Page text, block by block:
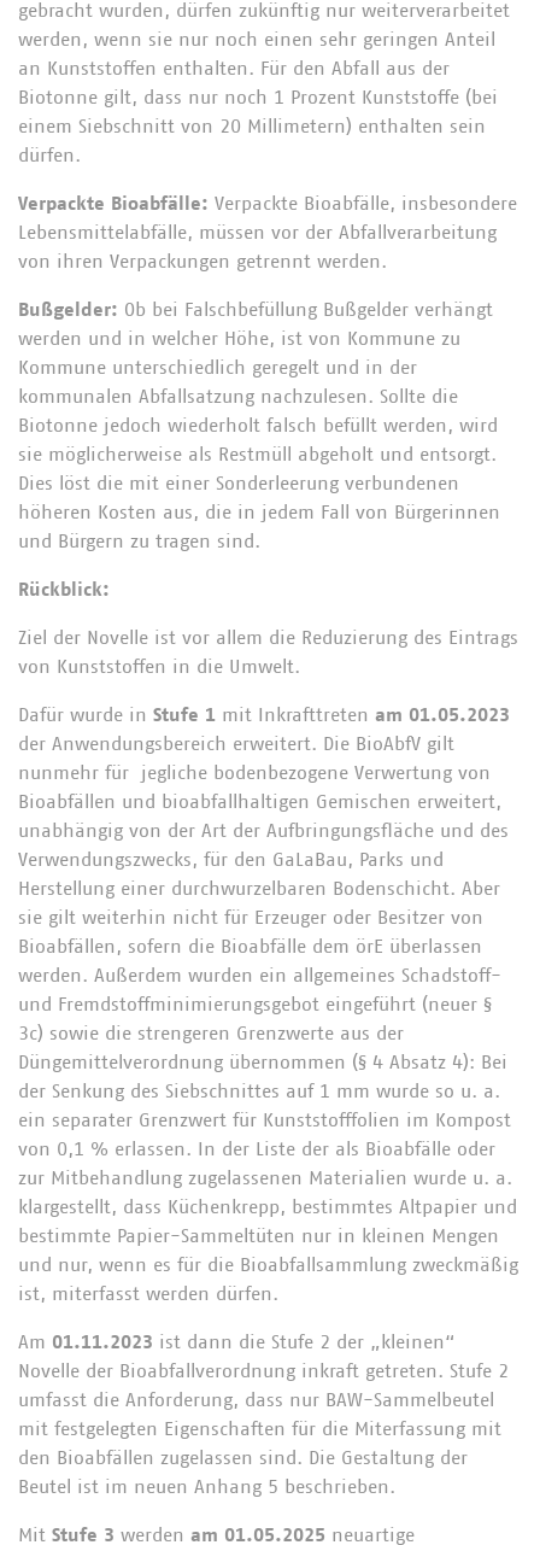
gebracht wurden, dürfen zukünftig nur weiterverarbeitet
werden, wenn sie nur noch einen sehr geringen Anteil
an Kunststoffen enthalten. Für den Abfall aus der
Biotonne gilt, dass nur noch 1 Prozent Kunststoffe (bei
einem Siebschnitt von 20 Millimetern) enthalten sein
dürfen.
Verpackte Bioabfälle: Verpackte Bioabfälle, insbesondere
Lebensmittelabfälle, müssen vor der Abfallverarbeitung
von ihren Verpackungen getrennt werden.
Bußgelder: Ob bei Falschbefüllung Bußgelder verhängt
werden und in welcher Höhe, ist von Kommune zu
Kommune unterschiedlich geregelt und in der
kommunalen Abfallsatzung nachzulesen. Sollte die
Biotonne jedoch wiederholt falsch befüllt werden, wird
sie möglicherweise als Restmüll abgeholt und entsorgt.
Dies löst die mit einer Sonderleerung verbundenen
höheren Kosten aus, die in jedem Fall von Bürgerinnen
und Bürgern zu tragen sind.
Rückblick:
Ziel der Novelle ist vor allem die Reduzierung des Eintrags
von Kunststoffen in die Umwelt.
Dafür wurde in Stufe 1 mit Inkrafttreten am 01.05.2023
der Anwendungsbereich erweitert. Die BioAbfV gilt
nunmehr für jegliche bodenbezogene Verwertung von
Bioabfällen und bioabfallhaltigen Gemischen erweitert,
unabhängig von der Art der Aufbringungsfläche und des
Verwendungszwecks, für den GaLaBau, Parks und
Herstellung einer durchwurzelbaren Bodenschicht. Aber
sie gilt weiterhin nicht für Erzeuger oder Besitzer von
Bioabfällen, sofern die Bioabfälle dem örE überlassen
werden. Außerdem wurden ein allgemeines Schadstoff-
und Fremdstoffminimierungsgebot eingeführt (neuer §
3c) sowie die strengeren Grenzwerte aus der
Düngemittelverordnung übernommen (§ 4 Absatz 4): Bei
der Senkung des Siebschnittes auf 1 mm wurde so u. a.
ein separater Grenzwert für Kunststofffolien im Kompost
von 0,1 % erlassen. In der Liste der als Bioabfälle oder
zur Mitbehandlung zugelassenen Materialien wurde u. a.
klargestellt, dass Küchenkrepp, bestimmtes Altpapier und
bestimmte Papier-Sammeltüten nur in kleinen Mengen
und nur, wenn es für die Bioabfallsammlung zweckmäßig
ist, miterfasst werden dürfen.
Am 01.11.2023 ist dann die Stufe 2 der „kleinen“
Novelle der Bioabfallverordnung inkraft getreten. Stufe 2
umfasst die Anforderung, dass nur BAW-Sammelbeutel
mit festgelegten Eigenschaften für die Miterfassung mit
den Bioabfällen zugelassen sind. Die Gestaltung der
Beutel ist im neuen Anhang 5 beschrieben.
Mit Stufe 3 werden am 01.05.2025 neuartige